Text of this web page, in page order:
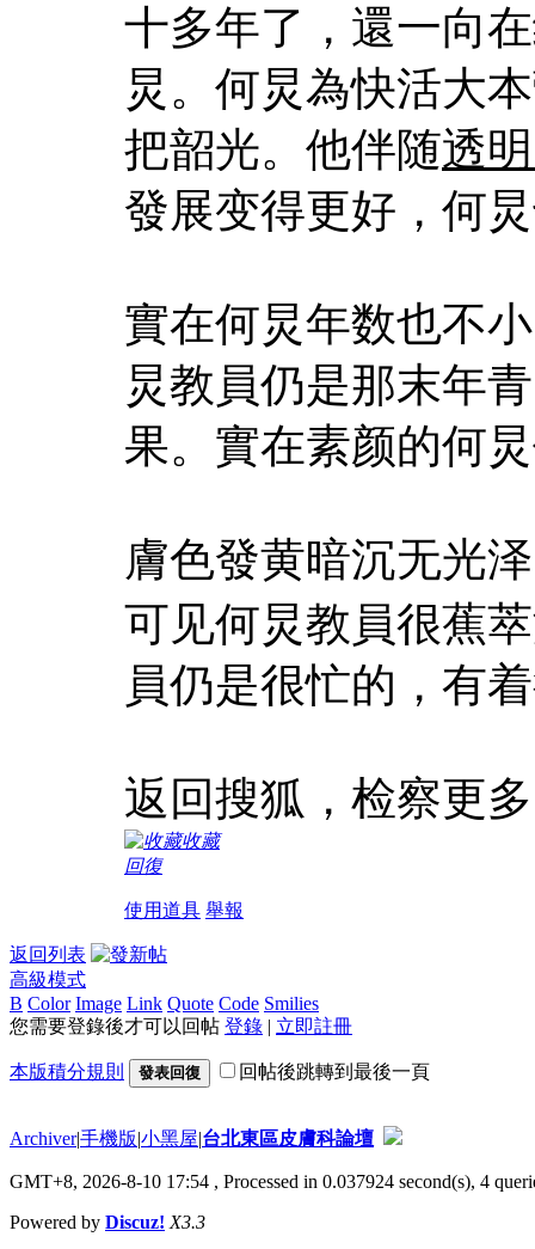
十多年了，還一向
炅。何炅為快活大
把韶光。他伴随透
發展变得更好，何
實在何炅年数也不
炅教員仍是那末年
果。實在素颜的何
膚色發黄暗沉无光
可见何炅教員很蕉
員仍是很忙的，有
返回搜狐，检察更多
收藏
回復
使用道具 舉報
返回列表
高級模式
B Color Image Link Quote Code Smilies
您需要登錄後才可以回帖 登錄 | 立即註冊
本版積分規則 發表回復 回帖後跳轉到最後一頁
Archiver|手機版|小黑屋|台北東區皮膚科論壇
GMT+8, 2026-8-10 17:54 , Processed in 0.037924 second(s), 4
Powered by Discuz! X3.3